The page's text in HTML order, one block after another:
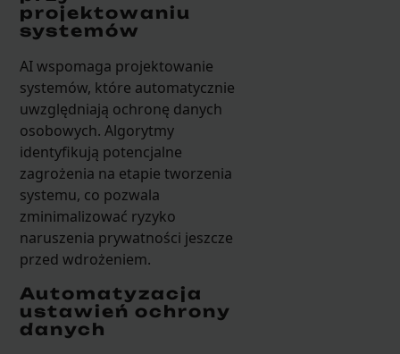
projektowaniu
systemów
AI wspomaga projektowanie
systemów, które automatycznie
uwzględniają ochronę danych
osobowych. Algorytmy
identyfikują potencjalne
zagrożenia na etapie tworzenia
systemu, co pozwala
zminimalizować ryzyko
naruszenia prywatności jeszcze
przed wdrożeniem.
Automatyzacja
ustawień ochrony
danych